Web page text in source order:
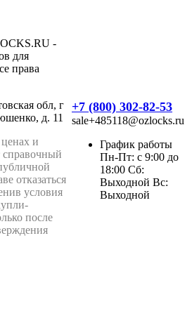
-
для
права
обл, г
д. 11
и
справочный
отказаться
условия
после
+7 (800) 302-82-53
sale+485118@ozlocks.ru
График работы
Пн-Пт: с 9:00 до
18:00 Сб:
Выходной Вс:
Выходной